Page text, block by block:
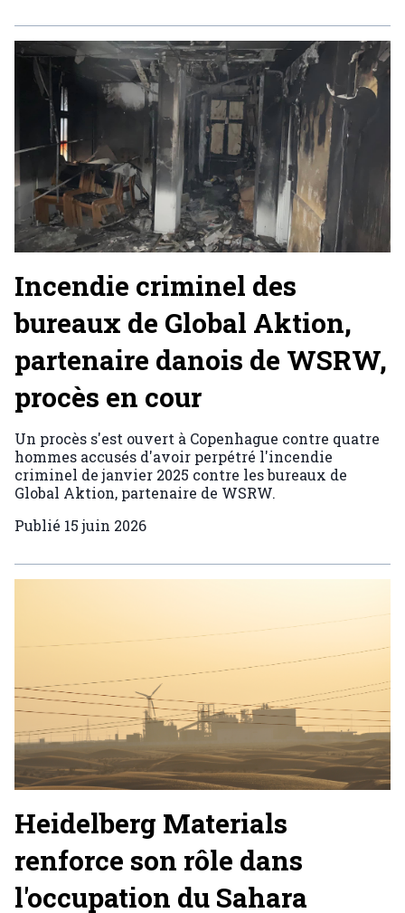
Incendie criminel des
bureaux de Global Aktion,
partenaire danois de WSRW,
procès en cour
Un procès s'est ouvert à Copenhague contre quatre
hommes accusés d'avoir perpétré l'incendie
criminel de janvier 2025 contre les bureaux de
Global Aktion, partenaire de WSRW.
Publié 15 juin 2026
Heidelberg Materials
renforce son rôle dans
l'occupation du Sahara